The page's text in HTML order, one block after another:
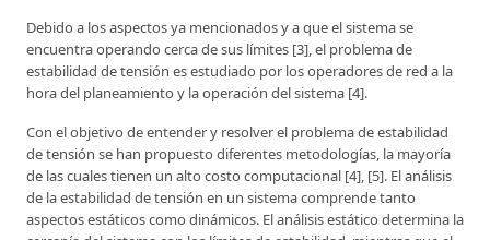
Debido a los aspectos ya mencionados y a que el sistema se
encuentra operando cerca de sus límites [3], el problema de
estabilidad de tensión es estudiado por los operadores de red a la
hora del planeamiento y la operación del sistema [4].
Con el objetivo de entender y resolver el problema de estabilidad
de tensión se han propuesto diferentes metodologías, la mayoría
de las cuales tienen un alto costo computacional [4], [5]. El análisis
de la estabilidad de tensión en un sistema comprende tanto
aspectos estáticos como dinámicos. El análisis estático determina la